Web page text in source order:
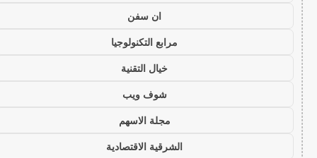
ان سفن
مرابع التكنولوجيا
خيال التقنية
شوف ويب
مجلة الاسهم
الشرقية الاقتصادية